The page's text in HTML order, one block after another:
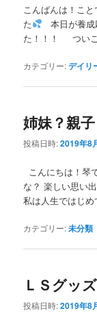
こんばんは！こと
た
本日が養成
た！！！ つい
カテゴリー:デイリ
姉妹？親子
投稿日時:2019年8
こんにちは！琴
な？ 楽しい思い
私は人生ではじ
カテゴリー:未分類
ＬＳグッズ
投稿日時:2019年8